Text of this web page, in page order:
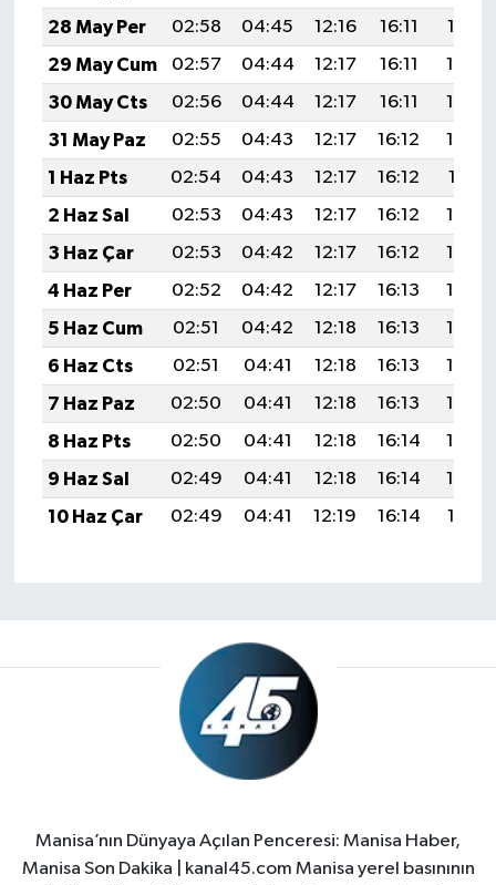
28 May Per
02:58 04:45 12:16 16:11
19:38
29 May Cum
02:57 04:44 12:17 16:11
19:39
30 May Cts
02:56 04:44 12:17 16:11
19:39
31 May Paz
02:55 04:43 12:17 16:12
19:40
1 Haz Pts
02:54 04:43 12:17 16:12
19:41
2 Haz Sal
02:53 04:43 12:17 16:12
19:42
3 Haz Çar
02:53 04:42 12:17 16:12
19:42
4 Haz Per
02:52 04:42 12:17 16:13
19:43
5 Haz Cum
02:51 04:42 12:18 16:13
19:44
6 Haz Cts
02:51 04:41 12:18 16:13
19:44
7 Haz Paz
02:50 04:41 12:18 16:13
19:45
8 Haz Pts
02:50 04:41 12:18 16:14
19:45
9 Haz Sal
02:49 04:41 12:18 16:14
19:46
10 Haz Çar
02:49 04:41 12:19 16:14 19:47
Manisa’nın Dünyaya Açılan Penceresi: Manisa Haber,
Manisa Son Dakika | kanal45.com Manisa yerel basınının